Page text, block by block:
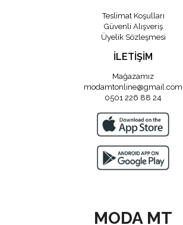
Teslimat Koşulları
Güvenli Alışveriş
Üyelik Sözleşmesi
İLETİŞİM
Mağazamız
modamtonline@gmail.com
0501 226 88 24
MODA MT